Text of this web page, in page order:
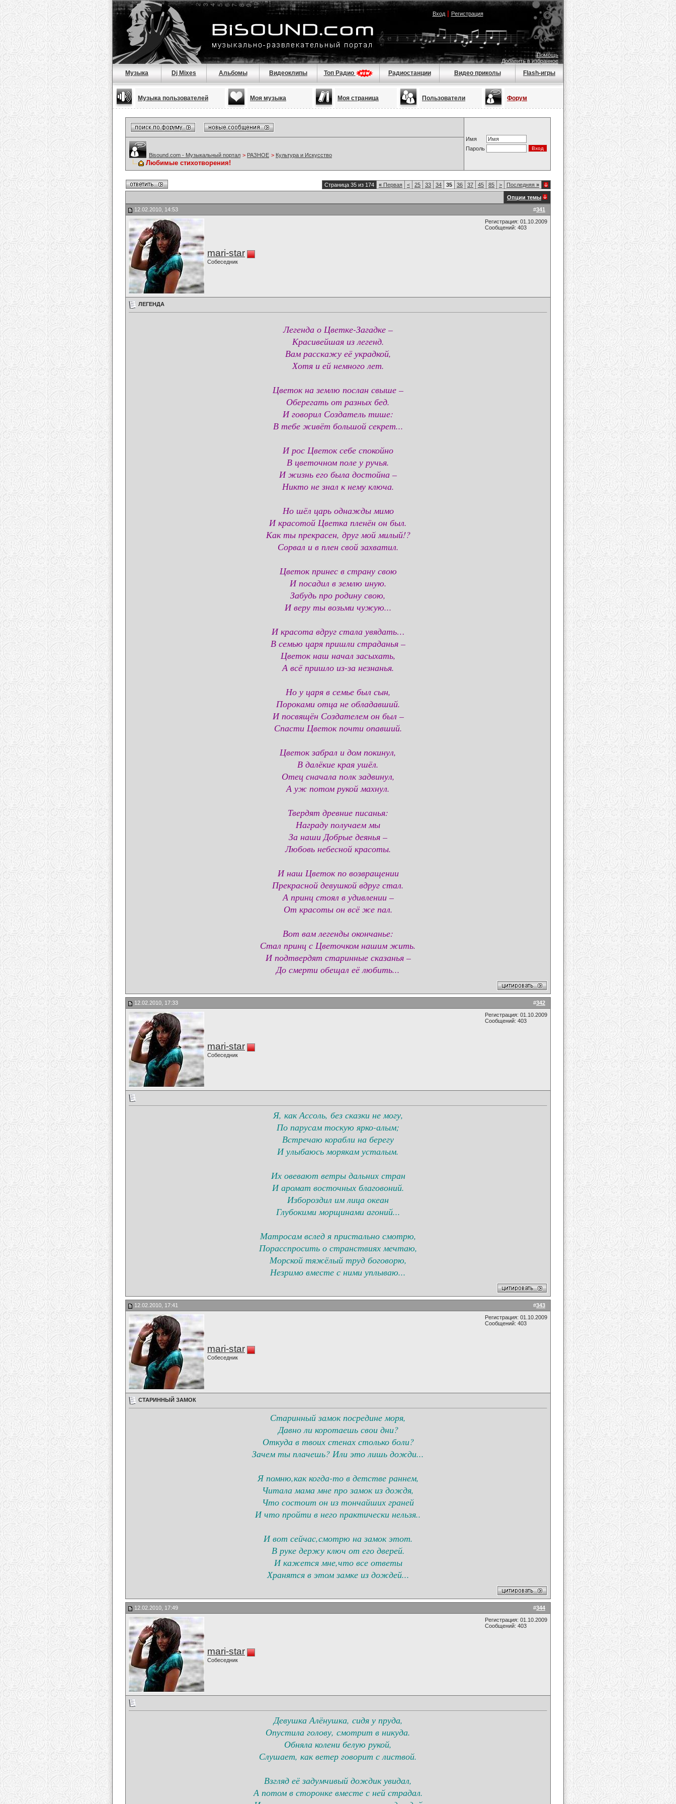
Вход| Регистрация
Помощь
Добавить в избранное
Музыка Dj Mixes Альбомы Видеоклипы Топ Радио Радиостанции Видео приколы Flash-игры
Музыка пользователей Моя музыка Моя страница Пользователи Форум
Имя
Пароль
Bisound.com - Музыкальный портал > РАЗНОЕ > Культура и Искусство
Любимые стихотворения!
Страница 35 из 174 « Первая < 25 33 34 35 36 37 45 85 > Последняя »
Опции темы
#341
12.02.2010, 14:53
mari-star
Собеседник
Регистрация: 01.10.2009
Сообщений: 403
ЛЕГЕНДА
Легенда о Цветке-Загадке –
Красивейшая из легенд.
Вам расскажу её украдкой,
Хотя и ей немного лет.
Цветок на землю послан свыше –
Оберегать от разных бед.
И говорил Создатель тише:
В тебе живёт большой секрет...
И рос Цветок себе спокойно
В цветочном поле у ручья.
И жизнь его была достойна –
Никто не знал к нему ключа.
Но шёл царь однажды мимо
И красотой Цветка пленён он был.
Как ты прекрасен, друг мой милый!?
Сорвал и в плен свой захватил.
Цветок принес в страну свою
И посадил в землю иную.
Забудь про родину свою,
И веру ты возьми чужую...
И красота вдруг стала увядать…
В семью царя пришли страданья –
Цветок наш начал засыхать,
А всё пришло из-за незнанья.
Но у царя в семье был сын,
Пороками отца не обладавший.
И посвящён Создателем он был –
Спасти Цветок почти опавший.
Цветок забрал и дом покинул,
В далёкие края ушёл.
Отец сначала полк задвинул,
А уж потом рукой махнул.
Твердят древние писанья:
Награду получаем мы
За наши Добрые деянья –
Любовь небесной красоты.
И наш Цветок по возвращении
Прекрасной девушкой вдруг стал.
А принц стоял в удивлении –
От красоты он всё же пал.
Вот вам легенды окончанье:
Стал принц с Цветочком нашим жить.
И подтвердят старинные сказанья –
До смерти обещал её любить...
#342
12.02.2010, 17:33
mari-star
Собеседник
Регистрация: 01.10.2009
Сообщений: 403
Я, как Ассоль, без сказки не могу,
По парусам тоскую ярко-алым;
Встречаю корабли на берегу
И улыбаюсь морякам усталым.
Их овевают ветры дальних стран
И аромат восточных благовоний.
Избороздил им лица океан
Глубокими морщинами агоний...
Матросам вслед я пристально смотрю,
Порасспросить о странствиях мечтаю,
Морской тяжёлый труд боговорю,
Незримо вместе с ними уплываю...
#343
12.02.2010, 17:41
mari-star
Собеседник
Регистрация: 01.10.2009
Сообщений: 403
СТАРИННЫЙ ЗАМОК
Старинный замок посредине моря,
Давно ли коротаешь свои дни?
Откуда в твоих стенах столько боли?
Зачем ты плачешь? Или это лишь дожди...
Я помню,как когда-то в детстве раннем,
Читала мама мне про замок из дождя,
Что состоит он из тончайших граней
И что пройти в него практически нельзя..
И вот сейчас,смотрю на замок этот.
В руке держу ключ от его дверей.
И кажется мне,что все ответы
Хранятся в этом замке из дождей...
#344
12.02.2010, 17:49
mari-star
Собеседник
Регистрация: 01.10.2009
Сообщений: 403
Девушка Алёнушка, сидя у пруда,
Опустила голову, смотрит в никуда.
Обняла колени белую рукой,
Слушает, как ветер говорит с листвой.
Взгляд её задумчивый дождик увидал,
А потом в сторонке вместе с ней страдал.